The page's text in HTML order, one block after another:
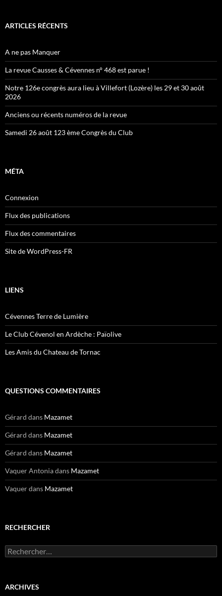
ARTICLES RÉCENTS
A ne pas Manquer
La revue Causses & Cévennes n° 468 est parue !
Notre 126e congrès aura lieu à Villefort (Lozère) les 29 et 30 août
2026
Anciens ou récents numéros de la revue
Samedi 26 août 123 ème Congrès du Club
MÉTA
Connexion
Flux des publications
Flux des commentaires
Site de WordPress-FR
LIENS
Cévennes Terre de Lumière
Le Club Cévenol en Ardèche : Païolive
Les Amis du Chateau de Tornac
QUESTIONS COMMENTAIRES
Gérard dans Mazamet
Gérard dans Mazamet
Gérard dans Mazamet
Vaquer Antoniadans Mazamet
Vaquerdans Mazamet
RECHERCHER
Rechercher :
ARCHIVES